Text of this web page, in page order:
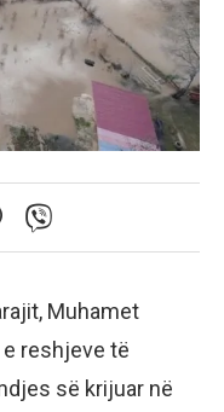
Muhamet
reshjeve të
së krijuar në